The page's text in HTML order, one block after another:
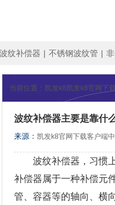
波纹补偿器 | 不锈钢波纹管 |
当前位置： 凯发k8凯发k8官网下
波纹补偿器主要是靠什
来源： 凯发k8官网下载客户端
波纹补偿器，习惯上
补偿器属于一种补偿元
管、容器等的轴向、